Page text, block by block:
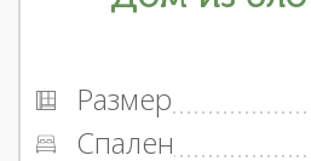
Размер
Спален